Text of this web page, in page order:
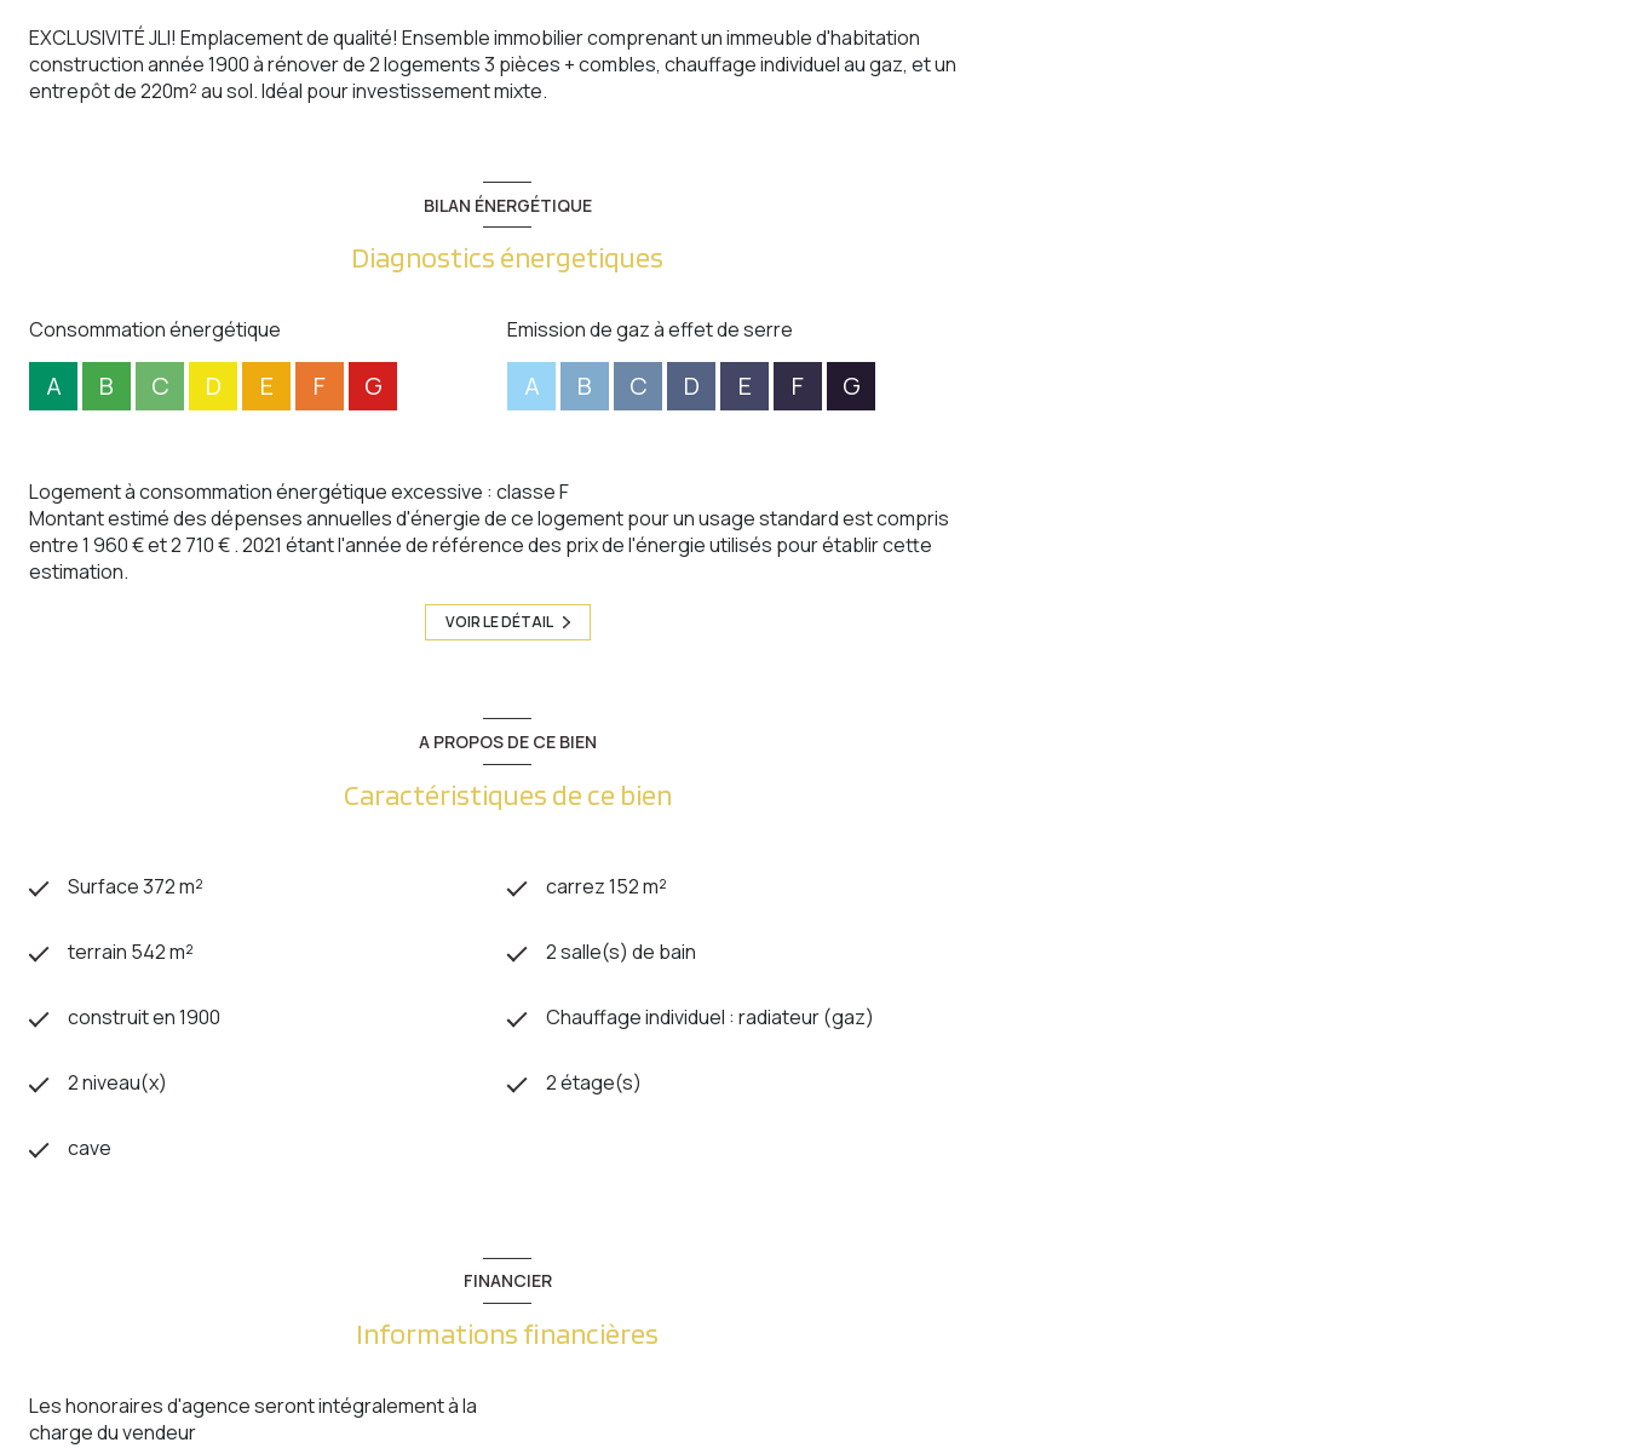
EXCLUSIVITÉ JLI! Emplacement de qualité! Ensemble immobilier comprenant un immeuble d'habitation
construction année 1900 à rénover de 2 logements 3 pièces + combles, chauffage individuel au gaz, et un
entrepôt de 220m² au sol. Idéal pour investissement mixte.
BILAN ÉNERGÉTIQUE
Diagnostics énergetiques
Consommation énergétique
A B C D E F G
Emission de gaz à effet de serre
A B C D E F G
Logement à consommation énergétique excessive : classe F
Montant estimé des dépenses annuelles d'énergie de ce logement pour un usage standard est compris
entre 1 960 € et 2 710 € . 2021 étant l'année de référence des prix de l'énergie utilisés pour établir cette
estimation.
VOIR LE DÉTAIL
A PROPOS DE CE BIEN
Caractéristiques de ce bien
Surface 372 m² carrez 152 m²
terrain 542 m² 2 salle(s) de bain
construit en 1900 Chauffage individuel : radiateur (gaz)
2 niveau(x) 2 étage(s)
cave
FINANCIER
Informations financières
Les honoraires d'agence seront intégralement à la
charge du vendeur